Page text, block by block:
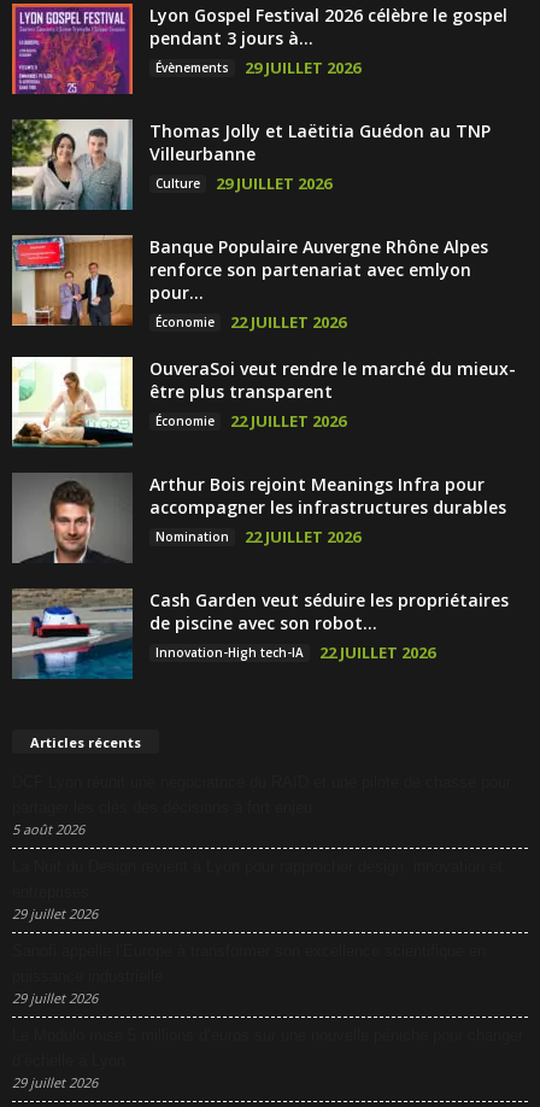
Lyon Gospel Festival 2026 célèbre le gospel
pendant 3 jours à...
Évènements 29 JUILLET 2026
Thomas Jolly et Laëtitia Guédon au TNP
Villeurbanne
Culture 29 JUILLET 2026
Banque Populaire Auvergne Rhône Alpes
renforce son partenariat avec emlyon
pour...
Économie 22 JUILLET 2026
OuveraSoi veut rendre le marché du mieux-
être plus transparent
Économie 22 JUILLET 2026
Arthur Bois rejoint Meanings Infra pour
accompagner les infrastructures durables
Nomination 22 JUILLET 2026
Cash Garden veut séduire les propriétaires
de piscine avec son robot...
Innovation-High tech-IA 22 JUILLET 2026
Articles récents
5 août 2026
29 juillet 2026
29 juillet 2026
29 juillet 2026